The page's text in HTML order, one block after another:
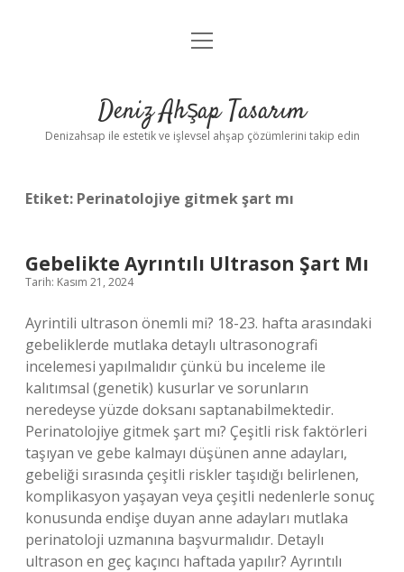
Anasayfa
Yasal Uyarı
menüyü
Deniz Ahşap Tasarım
Denizahsap ile estetik ve işlevsel ahşap çözümlerini takip edin
Etiket: Perinatolojiye gitmek şart mı
Gebelikte Ayrıntılı Ultrason Şart Mı
Tarih: Kasım 21, 2024
Ayrintili ultrason önemli mi? 18-23. hafta arasındaki
gebeliklerde mutlaka detaylı ultrasonografi
incelemesi yapılmalıdır çünkü bu inceleme ile
kalıtımsal (genetik) kusurlar ve sorunların
neredeyse yüzde doksanı saptanabilmektedir.
Perinatolojiye gitmek şart mı? Çeşitli risk faktörleri
taşıyan ve gebe kalmayı düşünen anne adayları,
gebeliği sırasında çeşitli riskler taşıdığı belirlenen,
komplikasyon yaşayan veya çeşitli nedenlerle sonuç
konusunda endişe duyan anne adayları mutlaka
perinatoloji uzmanına başvurmalıdır. Detaylı
ultrason en geç kaçıncı haftada yapılır? Ayrıntılı